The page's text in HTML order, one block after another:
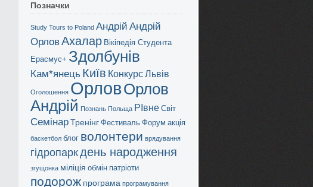
Позначки
Study Tours to Poland Андрій Андрій
ОрловАхалар Вікіпедія Студента
Ерасмус+ Здолбунів
Кам*янець Київ КонкурсЛьвів
Оголошення ОрловОрлов
Андрій Познань Польща РІвне Світ
СемінарТренінг Фестиваль Форум акція
баскетбол блог волонтери врядування
гідропаркдень народження
згущонка міліція обмін патріоти
подорож програма програмування